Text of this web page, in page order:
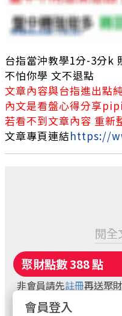
台指當沖教學1分-3分k
不怕你學 文不退點
文章內容與台指進出點
內文是看盤心得分享
若看不到文章內容 重新
文章專頁連結https://
閱全
非會員請先註冊再送聚
週五盤後六日限定！點
會員登入